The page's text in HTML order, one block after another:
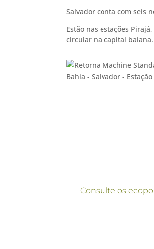
Salvador conta com seis
Estão nas estações
circular na capital baiana.
Consulte os